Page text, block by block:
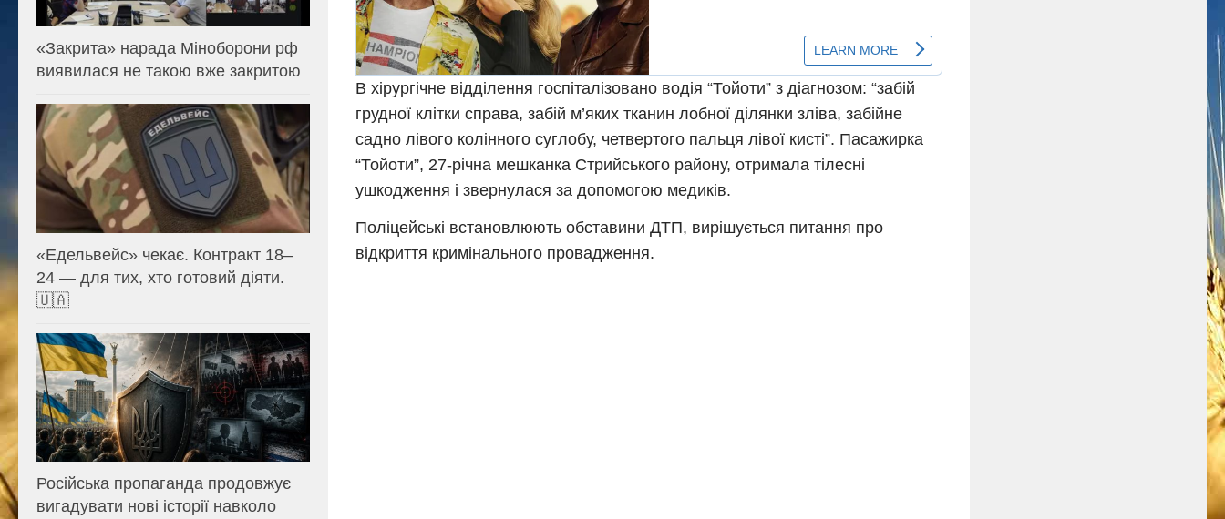
В хірургічне відділення госпіталізовано водія “Тойоти” з діагнозом: “забій
грудної клітки справа, забій м’яких тканин лобної ділянки зліва, забійне
садно лівого колінного суглобу, четвертого пальця лівої кисті”. Пасажирка
“Тойоти”, 27-річна мешканка Стрийського району, отримала тілесні
ушкодження і звернулася за допомогою медиків.
Поліцейські встановлюють обставини ДТП, вирішується питання про
відкриття кримінального провадження.
«Закрита» нарада Міноборони рф
виявилася не такою вже закритою
«Едельвейс» чекає. Контракт 18–
24 — для тих, хто готовий діяти.
🇺🇦
Російська пропаганда продовжує
вигадувати нові історії навколо